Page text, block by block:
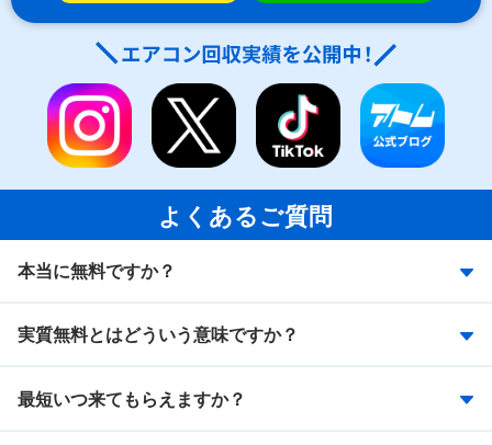
よくあるご質問
本当に無料ですか？
実質無料とはどういう意味ですか？
最短いつ来てもらえますか？